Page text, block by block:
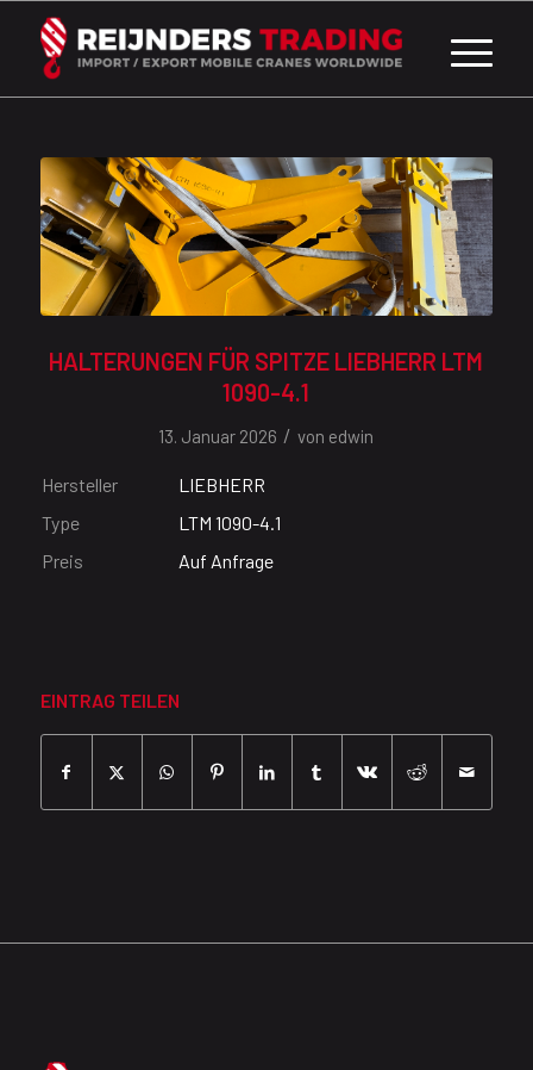
HALTERUNGEN FÜR SPITZE LIEBHERR LTM
1090-4.1
13. Januar 2026 / von edwin
Hersteller
LIEBHERR
Type
LTM 1090-4.1
Preis
Auf Anfrage
EINTRAG TEILEN